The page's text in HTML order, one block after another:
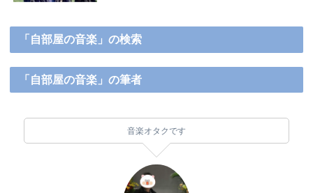
「自部屋の音楽」の検索
「自部屋の音楽」の筆者
音楽オタクです